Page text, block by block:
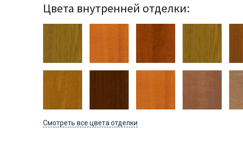
Цвета внутренней отделки:
Смотреть все цвета отделки